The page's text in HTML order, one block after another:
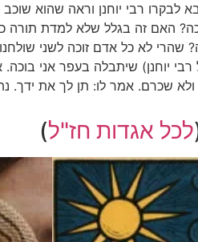
רבי יוחנן וראה שהוא
האם זה בגלל שלא למדת תורה
לא כל אדם זוכה לשני
יוחנן) שיתבלה בעפר אני
שכרם. אמר לו: תן לך את ידך.
לכל אגדות חז"ל)